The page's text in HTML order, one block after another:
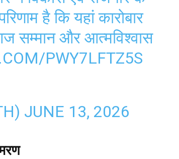
है कि यहां कारोबार
सम्मान और आत्मविश्वास
PWY7LFTZ5S
JUNE 13, 2026